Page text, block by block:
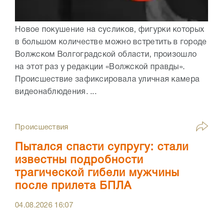
Новое покушение на сусликов, фигурки которых
в большом количестве можно встретить в городе
Волжском Волгоградской области, произошло
на этот раз у редакции «Волжской правды».
Происшествие зафиксировала уличная камера
видеонаблюдения. ...
Происшествия
Пытался спасти супругу: стали
известны подробности
трагической гибели мужчины
после прилета БПЛА
04.08.2026 16:07